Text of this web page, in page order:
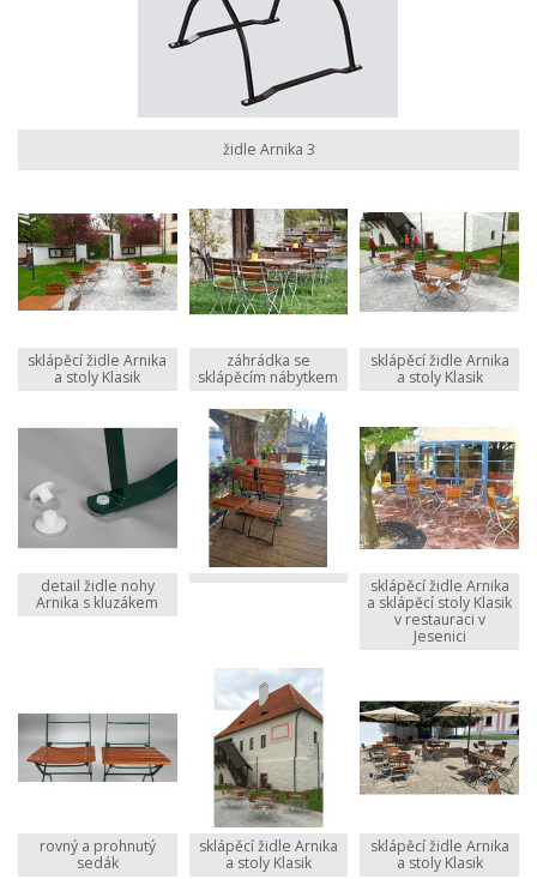
židle Arnika 3
sklápěcí židle Arnika
a stoly Klasik
záhrádka se
sklápěcím nábytkem
sklápěcí židle Arnika
a stoly Klasik
detail židle nohy
Arnika s kluzákem
sklápěcí židle Arnika
a sklápěcí stoly Klasik
v restauraci v
Jesenici
rovný a prohnutý
sedák
sklápěcí židle Arnika
a stoly Klasik
sklápěcí židle Arnika
a stoly Klasik